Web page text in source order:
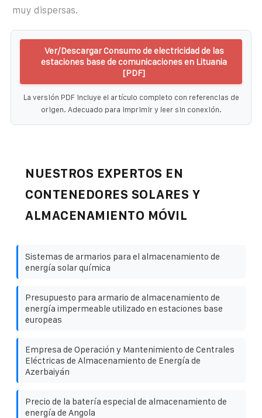
muy dispersas.
Ver/Descargar Consumo de electricidad de las
estaciones base de comunicaciones en Lituania
[PDF]
La versión PDF incluye el artículo completo con referencias de
origen. Adecuado para imprimir y leer sin conexión.
NUESTROS EXPERTOS EN
CONTENEDORES SOLARES Y
ALMACENAMIENTO MÓVIL
Sistemas de armarios para el almacenamiento de
energía solar química
Presupuesto para armario de almacenamiento de
energía impermeable utilizado en estaciones base
europeas
Empresa de Operación y Mantenimiento de Centrales
Eléctricas de Almacenamiento de Energía de
Azerbaiyán
Precio de la batería especial de almacenamiento de
energía de Angola